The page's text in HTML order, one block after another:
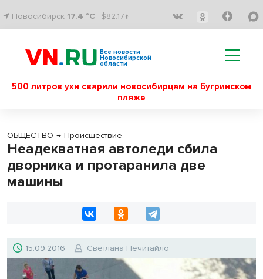
Новосибирск 17.4 °C $82.17↑
Все новости
Новосибирской
области
500 литров ухи сварили новосибирцам на Бугринском
пляже
ОБЩЕСТВО → Происшествие
Неадекватная автоледи сбила
дворника и протаранила две
машины
15.09.2016 Светлана Нечитайло